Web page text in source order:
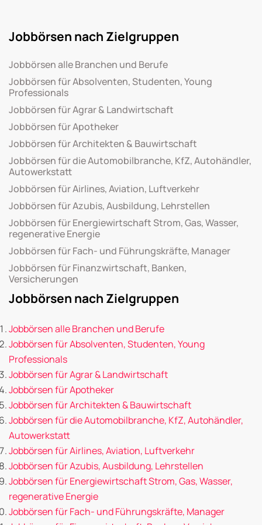
Jobbörsen nach Zielgruppen
Jobbörsen alle Branchen und Berufe
Jobbörsen für Absolventen, Studenten, Young
Professionals
Jobbörsen für Agrar & Landwirtschaft
Jobbörsen für Apotheker
Jobbörsen für Architekten & Bauwirtschaft
Jobbörsen für die Automobilbranche, KfZ, Autohändler,
Autowerkstatt
Jobbörsen für Airlines, Aviation, Luftverkehr
Jobbörsen für Azubis, Ausbildung, Lehrstellen
Jobbörsen für Energiewirtschaft Strom, Gas, Wasser,
regenerative Energie
Jobbörsen für Fach- und Führungskräfte, Manager
Jobbörsen für Finanzwirtschaft, Banken,
Versicherungen
Jobbörsen nach Zielgruppen
Jobbörsen alle Branchen und Berufe
Jobbörsen für Absolventen, Studenten, Young
Professionals
Jobbörsen für Agrar & Landwirtschaft
Jobbörsen für Apotheker
Jobbörsen für Architekten & Bauwirtschaft
Jobbörsen für die Automobilbranche, KfZ, Autohändler,
Autowerkstatt
Jobbörsen für Airlines, Aviation, Luftverkehr
Jobbörsen für Azubis, Ausbildung, Lehrstellen
Jobbörsen für Energiewirtschaft Strom, Gas, Wasser,
regenerative Energie
Jobbörsen für Fach- und Führungskräfte, Manager